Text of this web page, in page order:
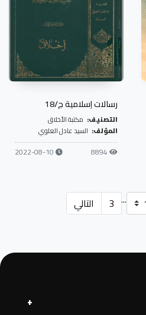
رسالات إسلامية ج/18
التصنيف: مكتبة الأخلاق
المؤلف: السيد عادل العلوي
8894
2022-08-10
...
3 التالي